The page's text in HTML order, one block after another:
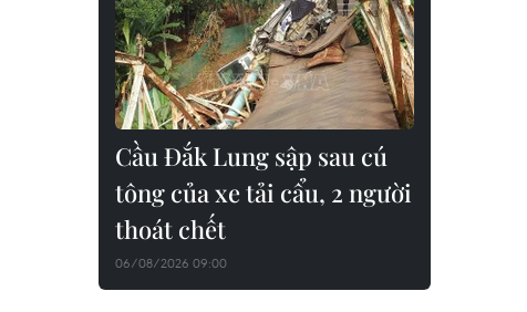
Cầu Đắk Lung sập sau cú
tông của xe tải cẩu, 2 người
thoát chết
06/08/2026 09:00